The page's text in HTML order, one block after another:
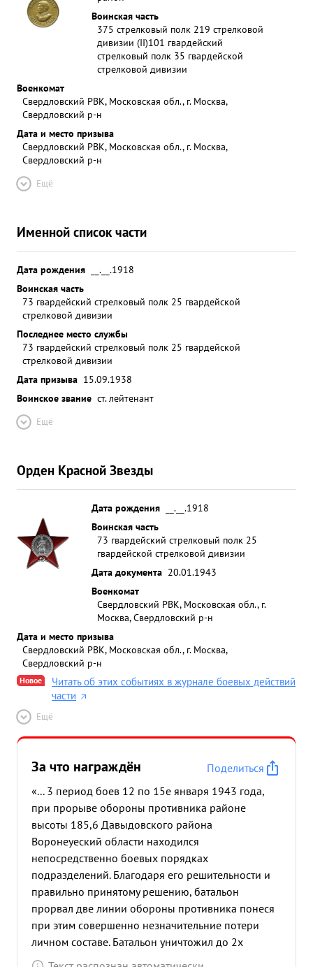
Воинская часть
375 стрелковый полк 219 стрелковой
дивизии (II)101 гвардейский
стрелковый полк 35 гвардейской
стрелковой дивизии
Военкомат
Свердловский РВК, Московская обл., г. Москва,
Свердловский р-н
Дата и место призыва
Свердловский РВК, Московская обл., г. Москва,
Свердловский р-н
Ещё
Именной список части
Дата рождения
__.__.1918
Воинская часть
73 гвардейский стрелковый полк 25 гвардейской
стрелковой дивизии
Последнее место службы
73 гвардейский стрелковый полк 25 гвардейской
стрелковой дивизии
Дата призыва 15.09.1938
Воинское звание ст. лейтенант
Ещё
Орден Красной Звезды
Дата рождения
__.__.1918
Воинская часть
73 гвардейский стрелковый полк 25
гвардейской стрелковой дивизии
Дата документа 20.01.1943
Военкомат
Свердловский РВК, Московская обл., г.
Москва, Свердловский р-н
Дата и место призыва
Свердловский РВК, Московская обл., г. Москва,
Свердловский р-н
Новое
Читать об этих событиях в журнале боевых действий
части
Ещё
За что награждён
Поделиться
«... 3 период боев 12 по 15е января 1943 года,
при прорыве обороны противника районе
высоты 185,6 Давыдовского района
Воронеуеский области находился
непосредственно боевых порядках
подразделений. Благодаря его решительности и
правильно принятому решению, батальон
прорвал две линии обороны противника понеся
при этим совершенно незначительние потери
личном составе. Батальон уничтожил до 2х
батальонов пехоты противника. Под